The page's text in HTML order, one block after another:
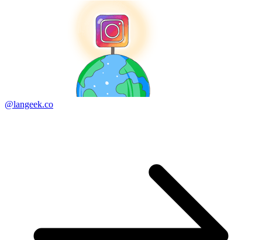
@langeek.co